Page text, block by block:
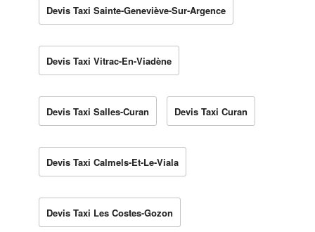
Devis Taxi Sainte-Geneviève-Sur-Argence
Devis Taxi Vitrac-En-Viadène
Devis Taxi Salles-Curan Devis Taxi Curan
Devis Taxi Calmels-Et-Le-Viala
Devis Taxi Les Costes-Gozon